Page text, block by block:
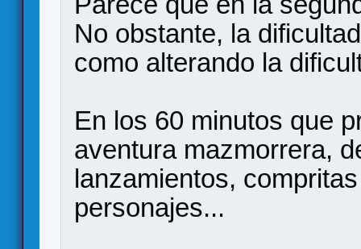
No obstante, la
como alterando la
En los 60 minutos que
aventura mazmorrera,
lanzamientos,
personajes...